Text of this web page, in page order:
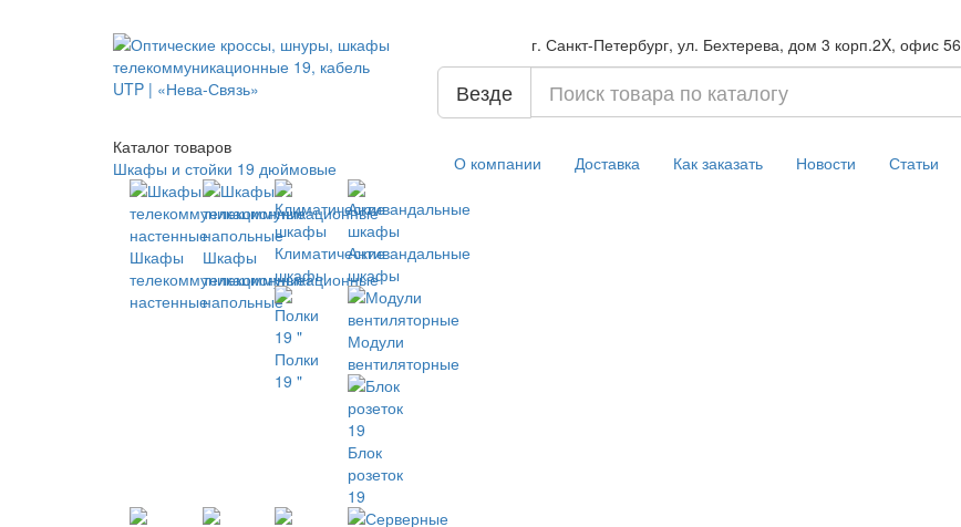
г. Санкт-Петербург, ул. Бехтерева, дом 3 корп.2X, офис 56
Везде
Каталог товаров
Шкафы и стойки 19 дюймовые
Шкафы
телекоммуникационные
настенные
Шкафы
телекоммуникационные
напольные
Климатические
шкафы
Антивандальные
шкафы
Полки
19 "
Модули
вентиляторные
Блок
розеток
19
О компании Доставка Как заказать Новости Статьи